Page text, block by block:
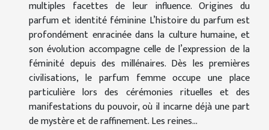
multiples facettes de leur influence. Origines du
parfum et identité féminine L’histoire du parfum est
profondément enracinée dans la culture humaine, et
son évolution accompagne celle de l’expression de la
féminité depuis des millénaires. Dès les premières
civilisations, le parfum femme occupe une place
particulière lors des cérémonies rituelles et des
manifestations du pouvoir, où il incarne déjà une part
de mystère et de raffinement. Les reines...